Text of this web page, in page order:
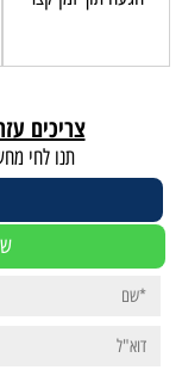
צריכים
תנו לחי